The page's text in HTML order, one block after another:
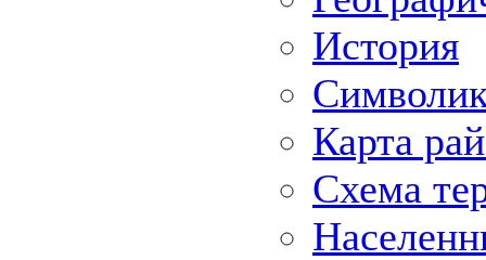
История
Карта
Схема